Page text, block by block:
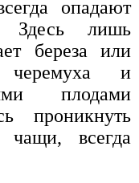
опадают
Здесь лишь
береза или
и
плодами
проникнуть
чащи, всегда